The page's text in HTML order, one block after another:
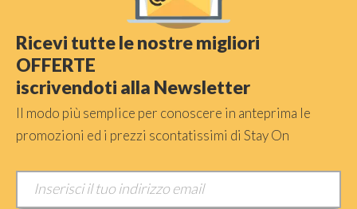
Ricevi tutte le nostre migliori
OFFERTE
iscrivendoti alla Newsletter
Il modo più semplice per conoscere in anteprima le
promozioni ed i prezzi scontatissimi di Stay On